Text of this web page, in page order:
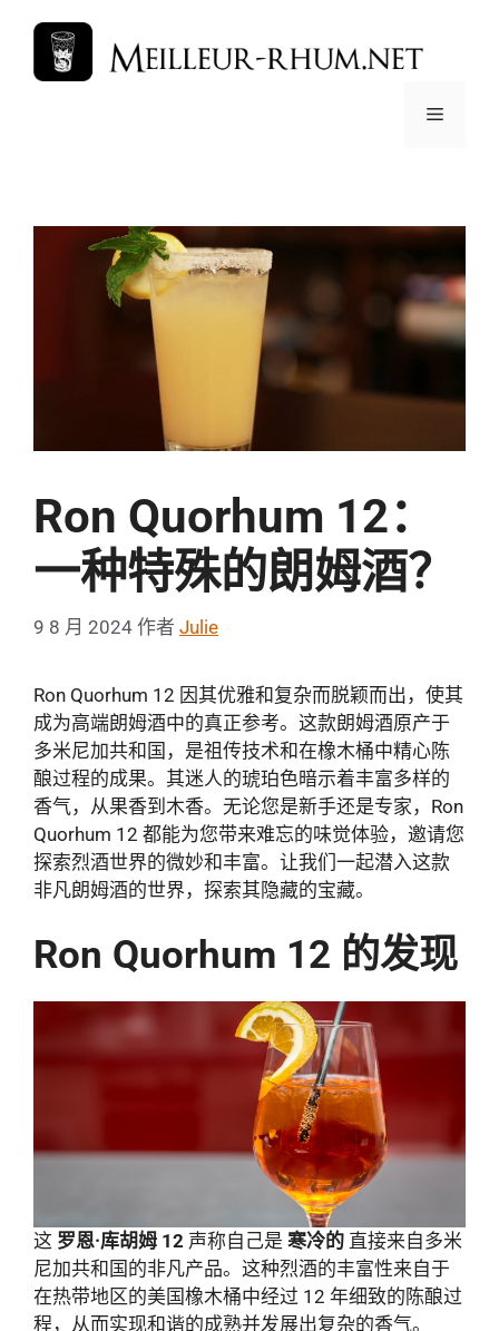
菜
Ron Quorhum 12：
一种特殊的朗姆酒？
9 8 月 2024 作者 Julie
Ron Quorhum 12 因其优雅和复杂而脱颖而出，使其
成为高端朗姆酒中的真正参考。这款朗姆酒原产于
多米尼加共和国，是祖传技术和在橡木桶中精心陈
酿过程的成果。其迷人的琥珀色暗示着丰富多样的
香气，从果香到木香。无论您是新手还是专家，Ron
Quorhum 12 都能为您带来难忘的味觉体验，邀请您
探索烈酒世界的微妙和丰富。让我们一起潜入这款
非凡朗姆酒的世界，探索其隐藏的宝藏。
Ron Quorhum 12 的发现
这 罗恩·库胡姆 12 声称自己是 寒冷的 直接来自多米
尼加共和国的非凡产品。这种烈酒的丰富性来自于
在热带地区的美国橡木桶中经过 12 年细致的陈酿过
程，从而实现和谐的成熟并发展出复杂的香气。